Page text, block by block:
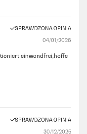
SPRAWDZONA OPINIA
04/01/2026
einwandfrei,hoffe
SPRAWDZONA OPINIA
30/12/2025